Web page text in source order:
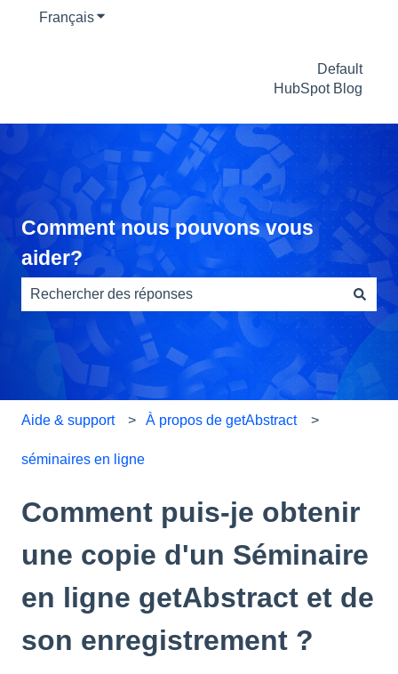
FrançaisAfficher le sous-menu pour les traductions
Default
HubSpot Blog
Comment nous pouvons vous
aider?
Il n'y a aucune suggestion car le champ de recherche
Aide & support À propos de getAbstract
séminaires en ligne
Comment puis-je obtenir
une copie d'un Séminaire
en ligne getAbstract et de
son enregistrement ?